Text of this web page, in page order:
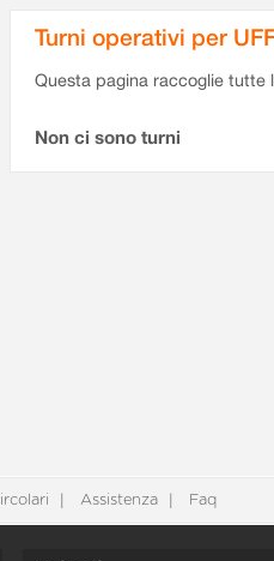
Turni operativi per
Questa pagina raccoglie tutte
Non ci sono turni
Assistenza Faq